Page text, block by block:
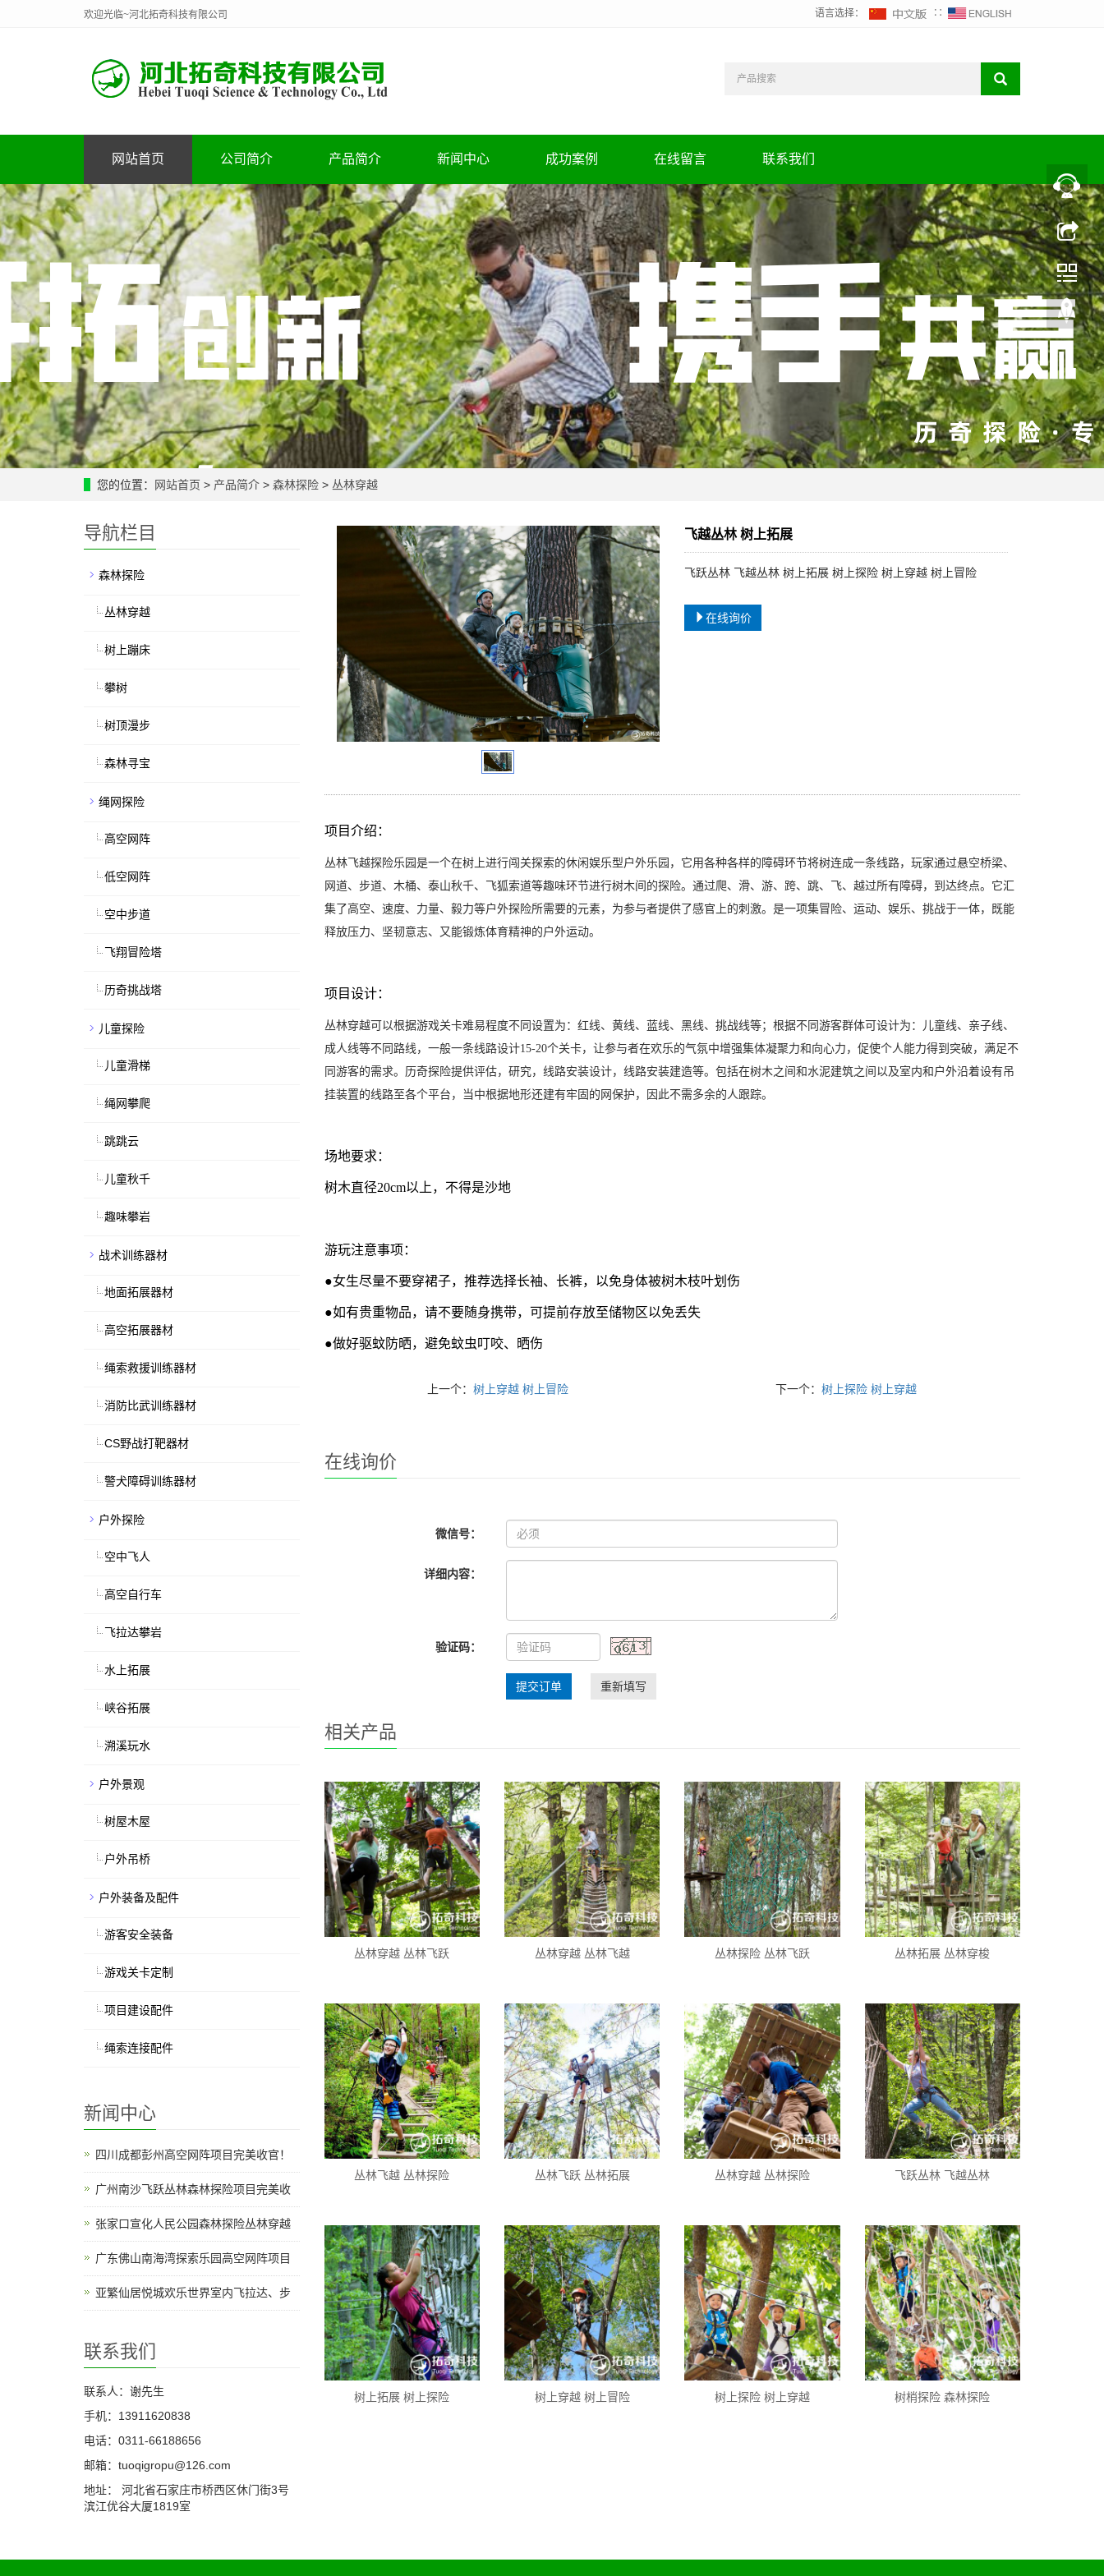
欢迎光临~河北拓奇科技有限公司 语言选择： ∷
网站首页 公司简介 产品简介 新闻中心 成功案例 在线留言 联系我们
您的位置： 网站首页 > 产品简介 > 森林探险 > 丛林穿越
飞越丛林 树上拓展
飞跃丛林 飞越丛林 树上拓展 树上探险 树上穿越 树上冒险
在线询价
项目介绍：
丛林飞越探险乐园是一个在树上进行闯关探索的休闲娱乐型户外乐园，它用各种各样的障碍环节将树连成一条线路，玩家通过悬空桥梁、
网道、步道、木桶、泰山秋千、飞狐索道等趣味环节进行树木间的探险。通过爬、滑、游、跨、跳、飞、越过所有障碍，到达终点。它汇
集了高空、速度、力量、毅力等户外探险所需要的元素，为参与者提供了感官上的刺激。是一项集冒险、运动、娱乐、挑战于一体，既能
释放压力、坚韧意志、又能锻炼体育精神的户外运动。
项目设计：
丛林穿越可以根据游戏关卡难易程度不同设置为：红线、黄线、蓝线、黑线、挑战线等；根据不同游客群体可设计为：儿童线、亲子线、
成人线等不同路线，一般一条线路设计15-20个关卡，让参与者在欢乐的气氛中增强集体凝聚力和向心力，促使个人能力得到突破，满足不
同游客的需求。历奇探险提供评估，研究，线路安装设计，线路安装建造等。包括在树木之间和水泥建筑之间以及室内和户外沿着设有吊
挂装置的线路至各个平台，当中根据地形还建有牢固的网保护，因此不需多余的人跟踪。
场地要求：
树木直径20cm以上，不得是沙地
游玩注意事项：
●女生尽量不要穿裙子，推荐选择长袖、长裤，以免身体被树木枝叶划伤
●如有贵重物品，请不要随身携带，可提前存放至储物区以免丢失
●做好驱蚊防晒，避免蚊虫叮咬、晒伤
上一个：树上穿越 树上冒险 下一个：树上探险 树上穿越
在线询价
微信号：
详细内容：
验证码：
提交订单 重新填写
相关产品
丛林穿越 丛林飞跃 丛林穿越 丛林飞越 丛林探险 丛林飞跃 丛林拓展 丛林穿梭
丛林飞越 丛林探险 丛林飞跃 丛林拓展 丛林穿越 丛林探险 飞跃丛林 飞越丛林
树上拓展 树上探险 树上穿越 树上冒险 树上探险 树上穿越 树梢探险 森林探险
导航栏目
森林探险
丛林穿越
树上蹦床
攀树
树顶漫步
森林寻宝
绳网探险
高空网阵
低空网阵
空中步道
飞翔冒险塔
历奇挑战塔
儿童探险
儿童滑梯
绳网攀爬
跳跳云
儿童秋千
趣味攀岩
战术训练器材
地面拓展器材
高空拓展器材
绳索救援训练器材
消防比武训练器材
CS野战打靶器材
警犬障碍训练器材
户外探险
空中飞人
高空自行车
飞拉达攀岩
水上拓展
峡谷拓展
溯溪玩水
户外景观
树屋木屋
户外吊桥
户外装备及配件
游客安全装备
游戏关卡定制
项目建设配件
绳索连接配件
新闻中心
四川成都彭州高空网阵项目完美收官！
广州南沙飞跃丛林森林探险项目完美收
张家口宣化人民公园森林探险丛林穿越
广东佛山南海湾探索乐园高空网阵项目
亚繁仙居悦城欢乐世界室内飞拉达、步
联系我们
联系人：谢先生
手机：13911620838
电话：0311-66188656
邮箱：tuoqigropu@126.com
地址： 河北省石家庄市桥西区休门街3号
滨江优谷大厦1819室